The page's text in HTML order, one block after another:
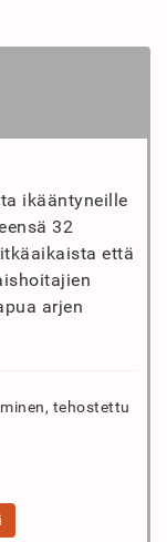
ikääntyneille
32
että
arjen
tehostettu